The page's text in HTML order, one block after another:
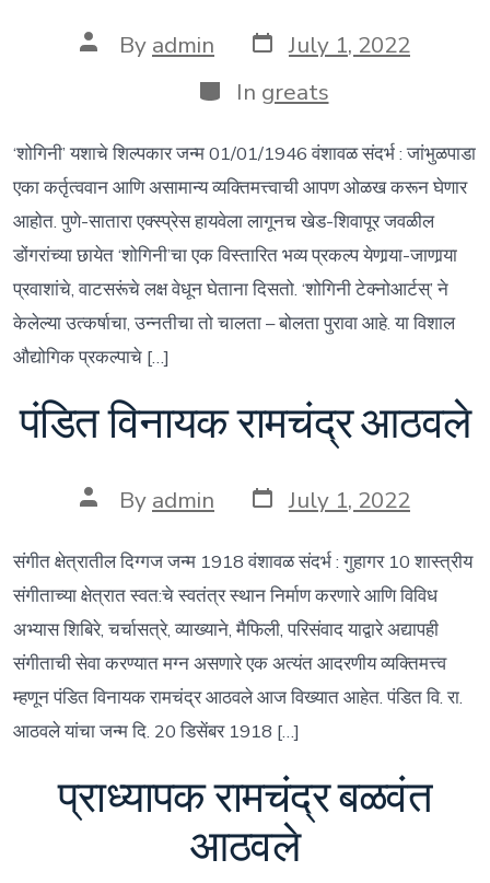
Post
author
By admin Post
date
July 1, 2022
Categories
In greats
‘शोगिनी’ यशाचे शिल्पकार जन्म 01/01/1946 वंशावळ संदर्भ : जांभुळपाडा
एका कर्तृत्ववान आणि असामान्य व्यक्तिमत्त्वाची आपण ओळख करून घेणार
आहोत. पुणे-सातारा एक्स्प्रेस हायवेला लागूनच खेड-शिवापूर जवळील
डोंगरांच्या छायेत ‘शोगिनी’चा एक विस्तारित भव्य प्रकल्प येणार्‍या-जाणार्‍या
प्रवाशांचे, वाटसरूंचे लक्ष वेधून घेताना दिसतो. ‘शोगिनी टेक्नोआर्टस्’ ने
केलेल्या उत्कर्षाचा, उन्नतीचा तो चालता – बोलता पुरावा आहे. या विशाल
औद्योगिक प्रकल्पाचे […]
पंडित विनायक रामचंद्र आठवले
Post
author
By admin Post
date
July 1, 2022
संगीत क्षेत्रातील दिग्गज जन्म 1918 वंशावळ संदर्भ : गुहागर 10 शास्त्रीय
संगीताच्या क्षेत्रात स्वत:चे स्वतंत्र स्थान निर्माण करणारे आणि विविध
अभ्यास शिबिरे, चर्चासत्रे, व्याख्याने, मैफिली, परिसंवाद याद्वारे अद्यापही
संगीताची सेवा करण्यात मग्न असणारे एक अत्यंत आदरणीय व्यक्तिमत्त्व
म्हणून पंडित विनायक रामचंद्र आठवले आज विख्यात आहेत. पंडित वि. रा.
आठवले यांचा जन्म दि. 20 डिसेंबर 1918 […]
प्राध्यापक रामचंद्र बळवंत
आठवले